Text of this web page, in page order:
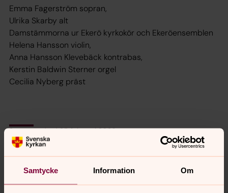
Samtycke Information Om
Emma Fagerström sopran,
Ulrika Skarby alt
Damstämmorna ur Ekerö kyrkokör och Ekeröensemblen
Helena Hansson violin,
Anna Hansson Klevebäck kontrabas,
Kerstin Baldwin Sterner orgel
Cecilia Nyberg präst
Senast ändrad 25 februari 2026
Synpunkter eller frågor på sidans
innehåll?
ekero.pastorat@svenskakyrkan.se
Dela